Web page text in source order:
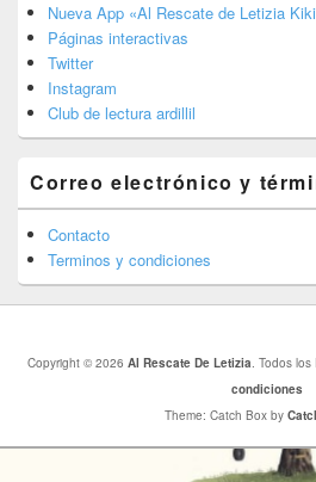
Nueva App «Al Rescate de Letizia
Páginas interactivas
Twitter
Instagram
Club de lectura ardillil
Correo electrónico y
Contacto
Terminos y condiciones
Copyright © 2026 Al Rescate De Letizia. Todos los
condiciones
Theme: Catch Box by